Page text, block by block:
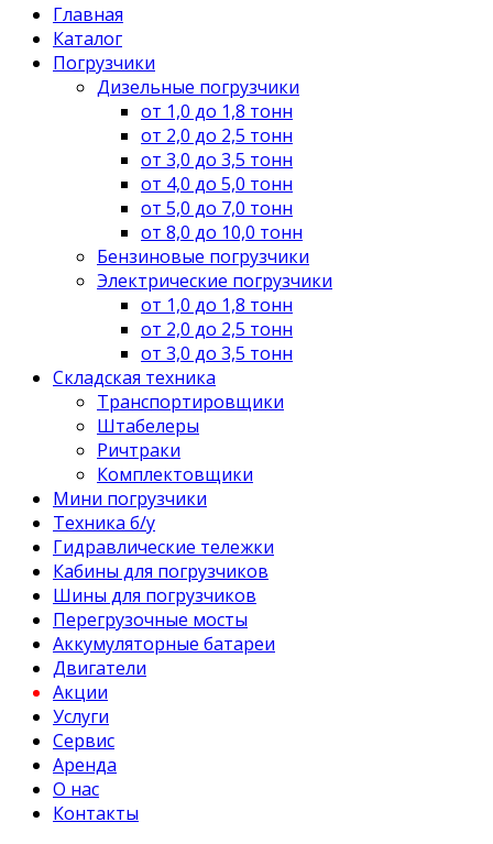
Главная
Каталог
Погрузчики
Дизельные погрузчики
от 1,0 до 1,8 тонн
от 2,0 до 2,5 тонн
от 3,0 до 3,5 тонн
от 4,0 до 5,0 тонн
от 5,0 до 7,0 тонн
от 8,0 до 10,0 тонн
Бензиновые погрузчики
Электрические погрузчики
от 1,0 до 1,8 тонн
от 2,0 до 2,5 тонн
от 3,0 до 3,5 тонн
Складская техника
Транспортировщики
Штабелеры
Ричтраки
Комплектовщики
Мини погрузчики
Техника б/у
Гидравлические тележки
Кабины для погрузчиков
Шины для погрузчиков
Перегрузочные мосты
Аккумуляторные батареи
Двигатели
Акции
Услуги
Сервис
Аренда
О нас
Контакты